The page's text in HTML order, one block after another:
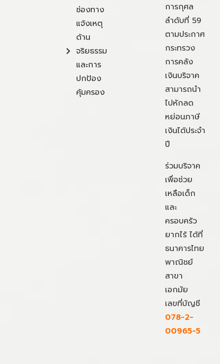
ช่องทาง
แจ้งเหตุ
ด้าน
จริยธรรม
และการ
ปกป้อง
คุ้มครอง
การกุศล
ลำดับที่ 59
ตามประกาศ
กระทรวง
การคลัง
เงินบริจาค
สามารถนำ
ไปหักลด
หย่อนภาษี
เงินได้ประจำ
ปี
ร่วมบริจาค
เพื่อช่วย
เหลือเด็ก
และ
ครอบครัว
ยากไร้ ได้ที่
ธนาคารไทย
พาณิชย์
สาขา
เอกมัย
เลขที่บัญชี
078-2-
00965-5